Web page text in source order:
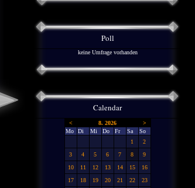
Poll
keine Umfrage vorhanden
Calendar
< 8. 2026
>
Mo
Di Mi Do Fr Sa
So
1
2
3
4 5 6 7 8
9
10
11 12 13 14 15
16
17
18 19 20 21 22
23